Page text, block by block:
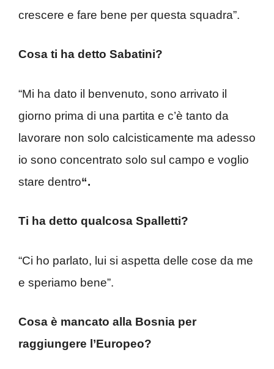
crescere e fare bene per questa squadra”.
Cosa ti ha detto Sabatini?
“Mi ha dato il benvenuto, sono arrivato il
giorno prima di una partita e c’è tanto da
lavorare non solo calcisticamente ma adesso
io sono concentrato solo sul campo e voglio
stare dentro“.
Ti ha detto qualcosa Spalletti?
“Ci ho parlato, lui si aspetta delle cose da me
e speriamo bene”.
Cosa è mancato alla Bosnia per
raggiungere l’Europeo?